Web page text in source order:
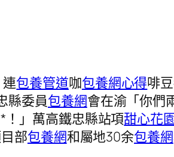
包養管道咖包養網心得啡
縣委員包養網會在渝「你們
！」萬高鐵忠縣站項甜心花
部包養網和屬地30余包養網